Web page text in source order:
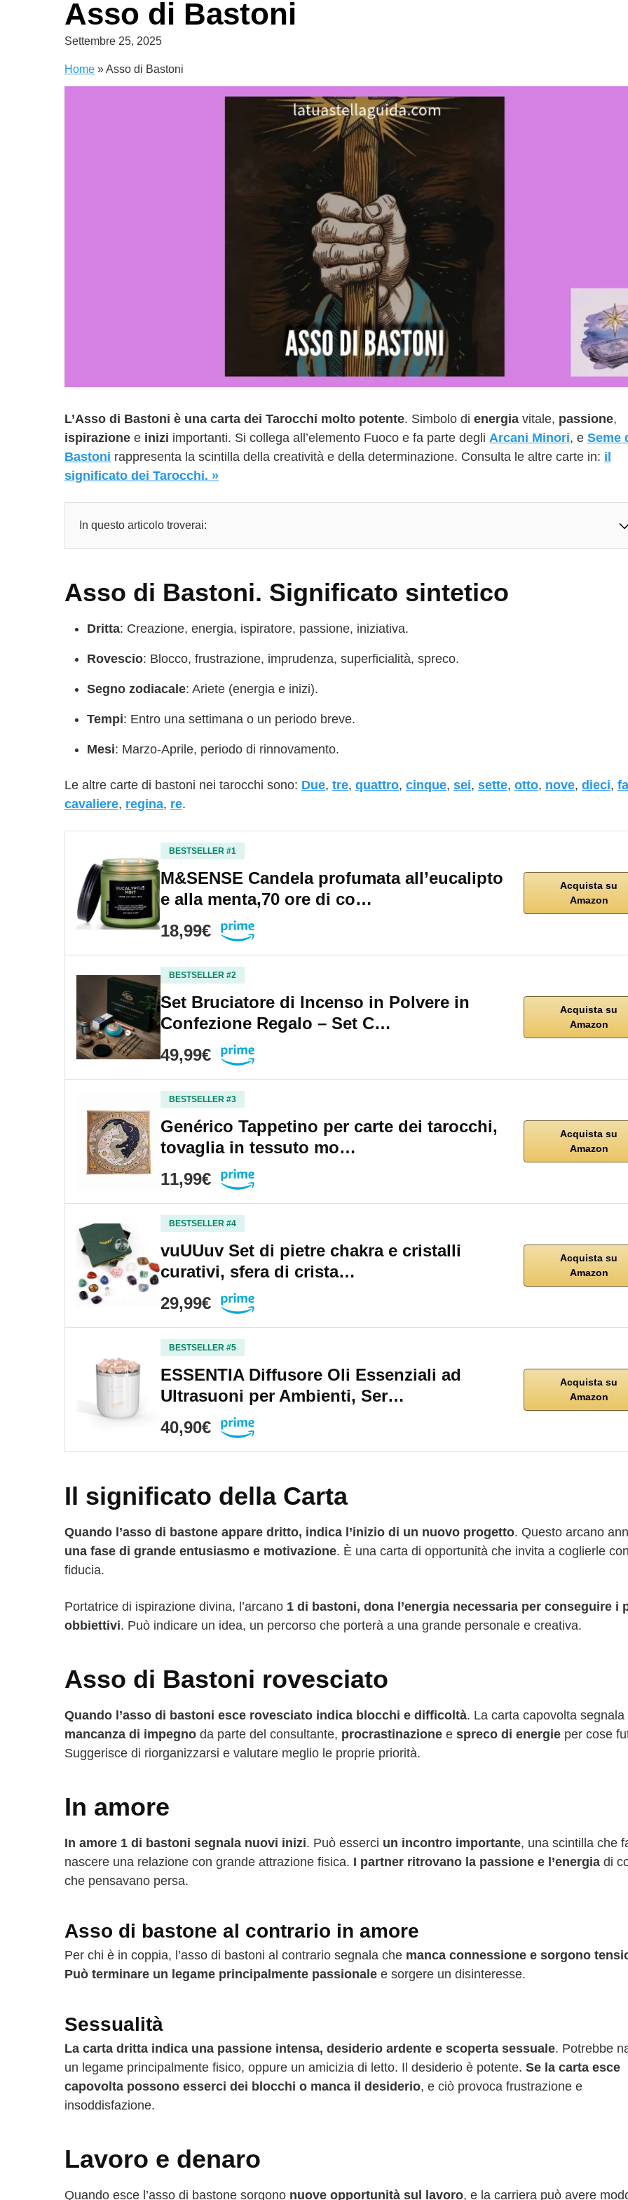
Asso di Bastoni
Settembre 25, 2025
Home »Asso di Bastoni
L’Asso di Bastoni è una carta dei Tarocchi molto potente. Simbolo di energia vitale, passione,
ispirazione e inizi importanti. Si collega all’elemento Fuoco e fa parte degli Arcani Minori, e Seme
Bastoni rappresenta la scintilla della creatività e della determinazione. Consulta le altre carte in: il
significato dei Tarocchi. »
In questo articolo troverai:
Asso di Bastoni. Significato sintetico
Dritta: Creazione, energia, ispiratore, passione, iniziativa.
Rovescio: Blocco, frustrazione, imprudenza, superficialità, spreco.
Segno zodiacale: Ariete (energia e inizi).
Tempi: Entro una settimana o un periodo breve.
Mesi: Marzo-Aprile, periodo di rinnovamento.
Le altre carte di bastoni nei tarocchi sono: Due, tre, quattro, cinque, sei, sette, otto, nove, dieci,
cavaliere, regina, re.
BESTSELLER #1
M&SENSE Candela profumata all’eucalipto
e alla menta,70 ore di co…
18,99€
Acquista su
Amazon
BESTSELLER #2
Set Bruciatore di Incenso in Polvere in
Confezione Regalo – Set C…
49,99€
Acquista su
Amazon
BESTSELLER #3
Genérico Tappetino per carte dei tarocchi,
tovaglia in tessuto mo…
11,99€
Acquista su
Amazon
BESTSELLER #4
vuUUuv Set di pietre chakra e cristalli
curativi, sfera di crista…
29,99€
Acquista su
Amazon
BESTSELLER #5
ESSENTIA Diffusore Oli Essenziali ad
Ultrasuoni per Ambienti, Ser…
40,90€
Acquista su
Amazon
Il significato della Carta
Quando l’asso di bastone appare dritto, indica l’inizio di un nuovo progetto. Questo arcano
una fase di grande entusiasmo e motivazione. È una carta di opportunità che invita a coglierle
fiducia.
Portatrice di ispirazione divina, l’arcano 1 di bastoni, dona l’energia necessaria per conseguire i
obbiettivi. Può indicare un idea, un percorso che porterà a una grande personale e creativa.
Asso di Bastoni rovesciato
Quando l’asso di bastoni esce rovesciato indica blocchi e difficoltà. La carta capovolta segnala
mancanza di impegno da parte del consultante, procrastinazione e spreco di energie per cose
Suggerisce di riorganizzarsi e valutare meglio le proprie priorità.
In amore
In amore 1 di bastoni segnala nuovi inizi. Può esserci un incontro importante, una scintilla che
nascere una relazione con grande attrazione fisica. I partner ritrovano la passione e l’energia di
che pensavano persa.
Asso di bastone al contrario in amore
Per chi è in coppia, l’asso di bastoni al contrario segnala che manca connessione e sorgono
Può terminare un legame principalmente passionale e sorgere un disinteresse.
Sessualità
La carta dritta indica una passione intensa, desiderio ardente e scoperta sessuale. Potrebbe
un legame principalmente fisico, oppure un amicizia di letto. Il desiderio è potente. Se la carta esce
capovolta possono esserci dei blocchi o manca il desiderio, e ciò provoca frustrazione e
insoddisfazione.
Lavoro e denaro
Quando esce l’asso di bastone sorgono nuove opportunità sul lavoro, e la carriera può avere